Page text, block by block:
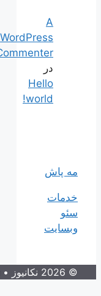
A
WordPress
Commenter
در
Hello
world!
مه پاش
خدمات
سئو
وبسایت
© 2026 نکانیوز • Built with